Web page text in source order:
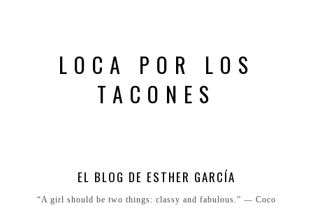
LOCA POR LOS
TACONES
EL BLOG DE ESTHER GARCÍA
“A girl should be two things: classy and fabulous.” ― Coco